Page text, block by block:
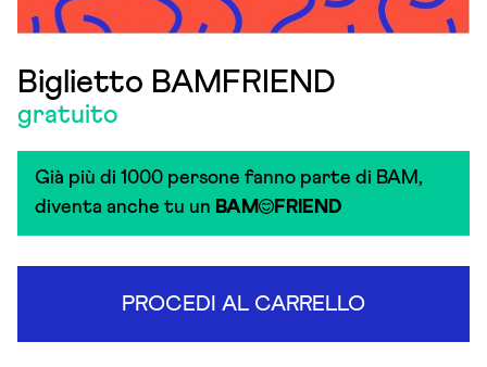
Biglietto BAMFRIEND
gratuito
Già più di 1000 persone fanno parte di BAM,
diventa anche tu un BAM FRIEND
PROCEDI AL CARRELLO